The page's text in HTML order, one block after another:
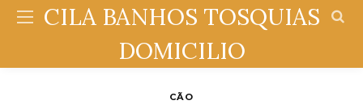
CILA BANHOS TOSQUIAS
DOMICILIO
CÃO